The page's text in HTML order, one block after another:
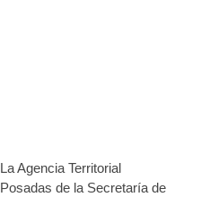
La Agencia Territorial
Posadas de la Secretaría de